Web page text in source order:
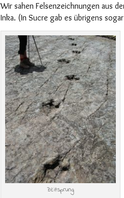
Wir sahen Felsenzeichnungen aus
Inka. (In Sucre gab es übrigens
Zeitsprung